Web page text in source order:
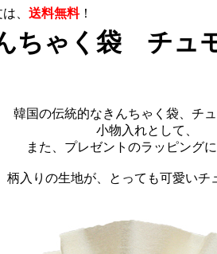
、 送料無料！
ちゃく袋 チュ
韓国の伝統的なきんちゃく袋、チ
小物入れとして、
また、プレゼントのラッピング
柄入りの生地が、とっても可愛いチ